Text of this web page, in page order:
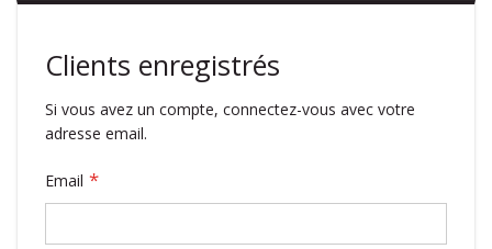
Clients enregistrés
Si vous avez un compte, connectez-vous avec votre
adresse email.
Email